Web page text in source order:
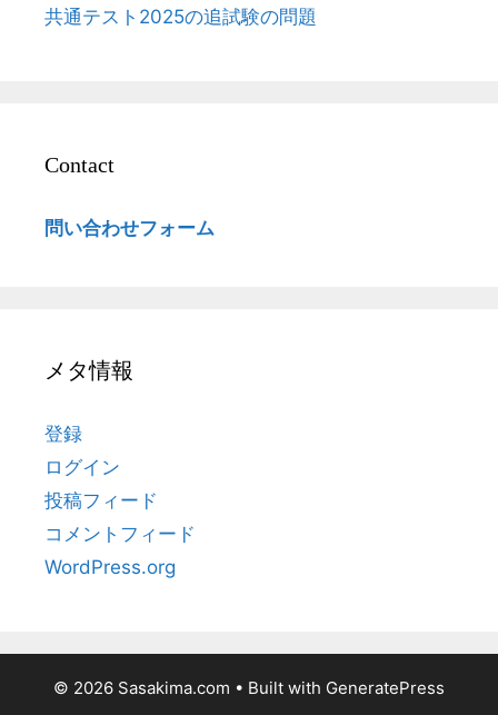
共通テスト2025の追試験の問題
Contact
問い合わせフォーム
メタ情報
登録
ログイン
投稿フィード
コメントフィード
WordPress.org
© 2026 Sasakima.com • Built with GeneratePress